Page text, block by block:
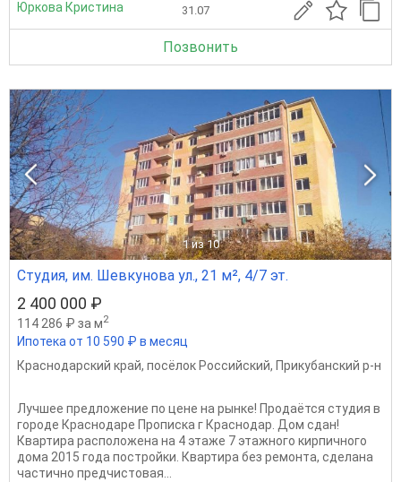
Юркова Кристина 31.07
Позвонить
1 из 10
Студия, им. Шевкунова ул., 21 м², 4/7 эт.
2 400 000 ₽
114 286 ₽ за м2
Ипотека от 10 590 ₽ в месяц
Краснодарский край, посёлок Российский, Прикубанский р-н
Лучшее предложение по цене на рынке! Продаётся студия в
городе Краснодаре Прописка г Краснодар. Дом сдан!
Квартира расположена на 4 этаже 7 этажного кирпичного
дома 2015 года постройки. Квартира без ремонта, сделана
частично предчистовая...